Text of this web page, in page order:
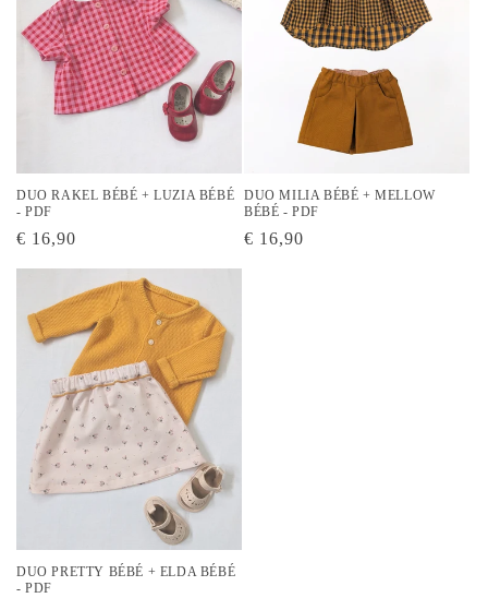
DUO RAKEL BÉBÉ + LUZIA BÉBÉ
- PDF
Prix
habituel
€ 16,90
DUO MILIA BÉBÉ + MELLOW
BÉBÉ - PDF
Prix
€ 16,90
DUO PRETTY BÉBÉ + ELDA BÉBÉ
- PDF